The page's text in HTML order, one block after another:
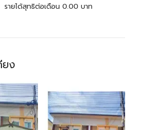
รายได้สุทธิต่อเดือน 0.00 บาท
ยง